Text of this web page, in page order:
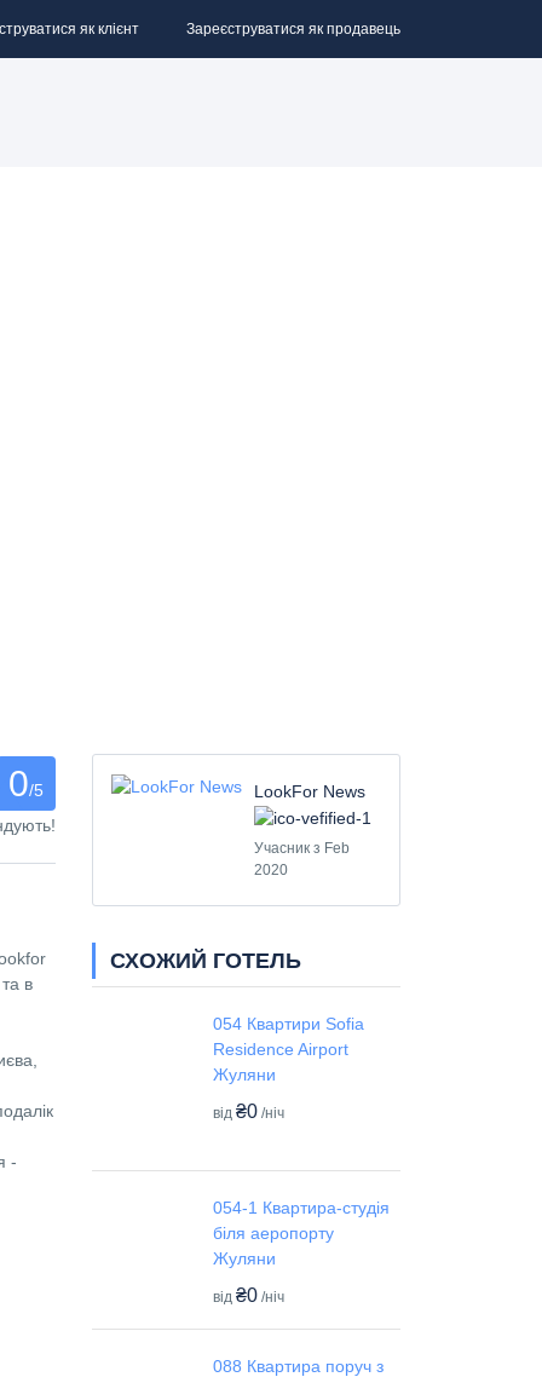
як клієнт Зареєструватися як продавець
0/5
в
-
LookFor News
Учасник з Feb
2020
СХОЖИЙ ГОТЕЛЬ
054 Квартири Sofia
Residence Airport
Жуляни
від ₴0 /ніч
054-1 Квартира-студія
біля аеропорту
Жуляни
від ₴0 /ніч
088 Квартира поруч з